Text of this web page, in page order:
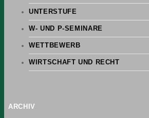
UNTERSTUFE
W- UND P-SEMINARE
WETTBEWERB
WIRTSCHAFT UND RECHT
ARCHIV